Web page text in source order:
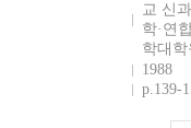
교 신
학·연
학대학
1988
p.139-